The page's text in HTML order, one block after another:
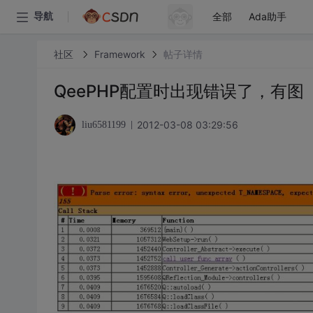
导航 全部 Ada助手
社区 Framework 帖子详情
QeePHP配置时出现错误了，有图
liu6581199 2012-03-08 03:29:56